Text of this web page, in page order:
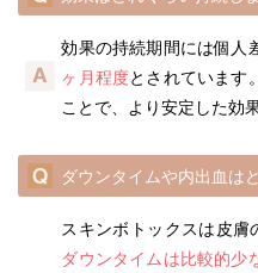
効果の持続期間には個人
ヶ月程度とされています
ことで、より安定した効
ダウンタイムや内出血は
スキンボトックスは皮膚
ダウンタイムは比較的少